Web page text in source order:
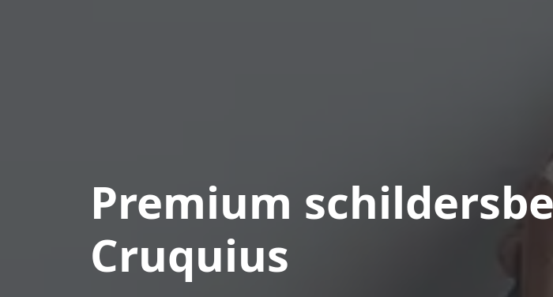
Premium
Cruquius